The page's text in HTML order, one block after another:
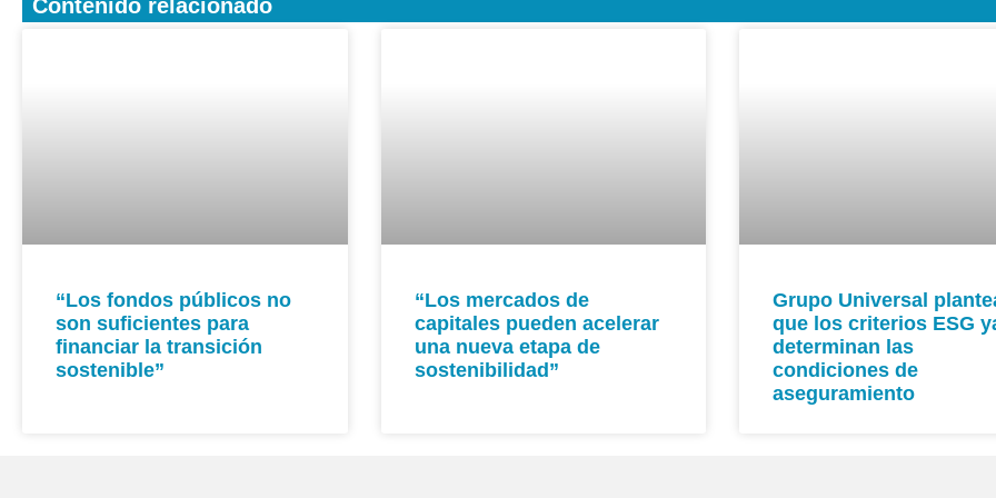
Contenido relacionado
“Los fondos públicos no
son suficientes para
financiar la transición
sostenible”
“Los mercados de
capitales pueden acelerar
una nueva etapa de
sostenibilidad”
Grupo Universal
que los criterios ESG
determinan las
condiciones de
aseguramiento